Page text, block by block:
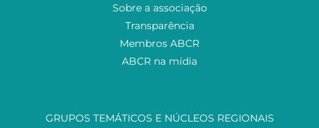
Sobre a associação
Transparência
Membros ABCR
ABCR na mídia
GRUPOS TEMÁTICOS E NÚCLEOS REGIONAIS